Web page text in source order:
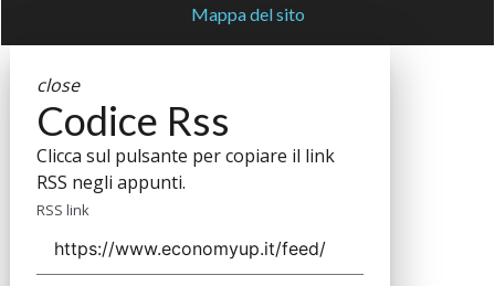
Mappa del sito
close
Codice Rss
Clicca sul pulsante per copiare il link
RSS negli appunti.
RSS link